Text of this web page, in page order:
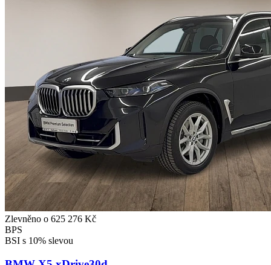
Zlevněno o 625 276 Kč
BPS
BSI s 10% slevou